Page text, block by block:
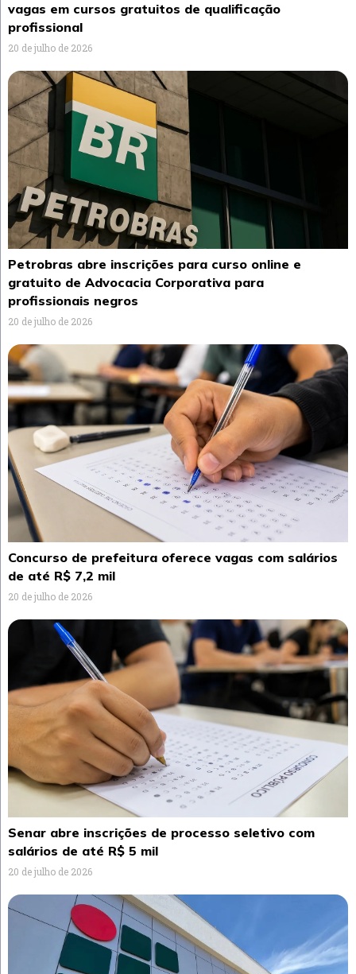
vagas em cursos gratuitos de qualificação
profissional
20 de julho de 2026
Petrobras abre inscrições para curso online e
gratuito de Advocacia Corporativa para
profissionais negros
20 de julho de 2026
Concurso de prefeitura oferece vagas com salários
de até R$ 7,2 mil
20 de julho de 2026
Senar abre inscrições de processo seletivo com
salários de até R$ 5 mil
20 de julho de 2026